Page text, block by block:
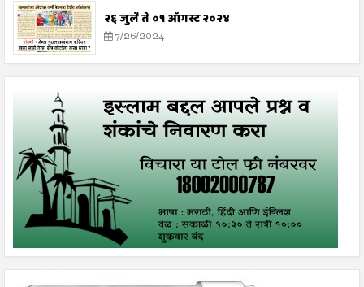
२६ जुलै ते ०१ ऑगस्ट २०२४
7/26/2024